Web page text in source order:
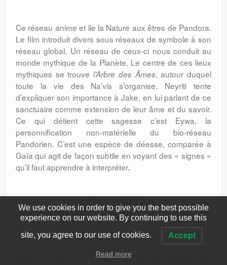
Ce réseau anime et lie la Nature aux êtres de Pandora.
Le film introduit divers sous réseaux de symbole à son
réseau global. Un réseau de ceux-ci nous conduit au
monde mythique de la Planète. Le centre de ces lieux
mythiques se trouvel’Arbre des Âmes, autour duquel
toute la vie des Na’vis s’organise. Neyriti tente
d’expliquer son importance à Jake, en lui parlant de ce
sanctuaire comme extension de leur âme et du savoir.
Ce qui détient cette sagesse c’est Eywa, la
personnification non-matérielle du bio-réseau
Pandorien. C’est une espèce de déesse, comparée à
Gaïa qui agit de façon subtile en voyant des « signes »
qu’il faut apprendre à interpréter.
prise que les Na’vis possèdent au bout de leur
crinière sur
. Cette même prise qui leur
permet, à eux aussi, de domestiquer lesIkran
Pour un Na’vi, établir un lien
avec un Ikran fait partie d’un rite de passage du
We use cookies in order to give you the best possible
experience on our website. By continuing to use this
site, you agree to our use of cookies. Accept
Read more